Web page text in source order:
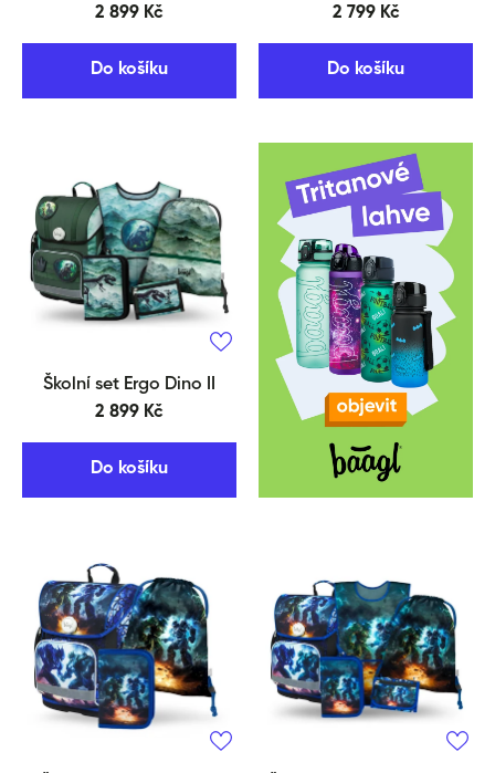
2 899 Kč
Do košíku
2 799 Kč
Do košíku
Školní set Ergo Dino II
2 899 Kč
Do košíku